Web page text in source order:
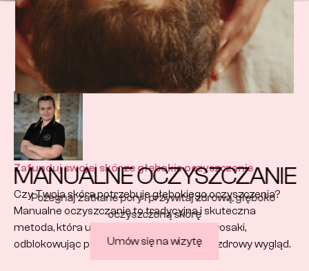
MANUALNE OCZYSZCZANIE
Pożegnaj zatkane pory i przywitaj zdrową, głęboko
oczyszczoną skórę
Umów się na wizytę
NASZ EKSPERT
Zafunduj swojej skórze głębokie oczyszczanie
Czy Twoja skóra potrzebuje głębokiego oczyszczenia?
Manualne oczyszczanie to tradycyjna i skuteczna
metoda, która usuwa zaskórniki, grudki i prosaki,
odblokowując pory i przywracając skórze zdrowy wygląd.